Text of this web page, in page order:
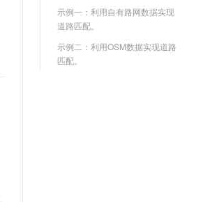
示例一：利用自有路网数据实现
道路匹配。
示例二：利用OSM数据实现道路
匹配。
语音识别与合成
Qwen3-TTS-Flash
大数据开发治理平台 DataWorks
漫剧工坊：一站式动画创作平台
10 分钟搭建微信、支付宝小程序
合作伙伴培训与认证
查询合作伙伴
我要反馈